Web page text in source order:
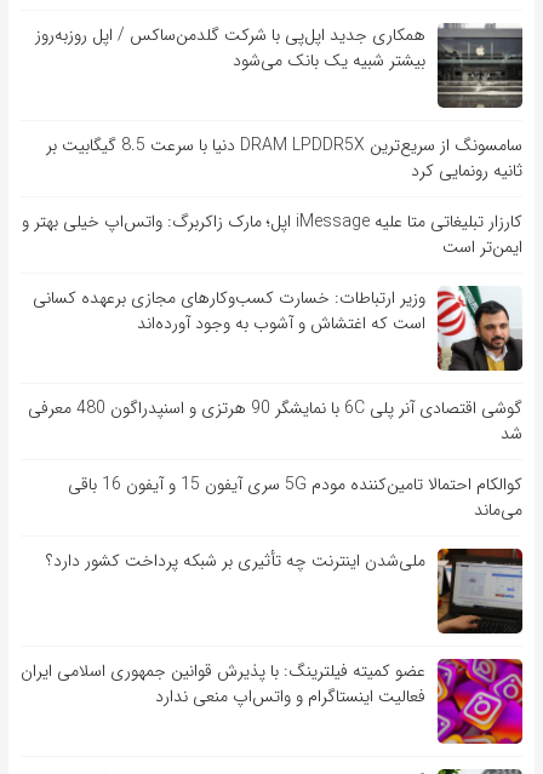
همکاری جدید اپل‌پی با شرکت گلدمن‌ساکس / اپل روزبه‌روز
بیشتر شبیه یک بانک می‌شود
سامسونگ از سریع‌ترین DRAM LPDDR5X دنیا با سرعت 8.5 گیگابیت بر
ثانیه رونمایی کرد
کارزار تبلیغاتی متا علیه iMessage اپل؛ مارک زاکربرگ: واتس‌اپ خیلی بهتر و
ایمن‌تر است
وزیر ارتباطات: خسارت کسب‌وکارهای مجازی برعهده کسانی
است که اغتشاش و آشوب به وجود آورده‌اند
گوشی اقتصادی آنر پلی 6C با نمایشگر 90 هرتزی و اسنپدراگون 480 معرفی
شد
کوالکام احتمالا تامین‌کننده مودم 5G سری آیفون 15 و آیفون 16 باقی
می‌ماند
ملی‌شدن اینترنت چه تأثیری بر شبکه پرداخت کشور دارد؟
عضو کمیته فیلترینگ: با پذیرش قوانین جمهوری اسلامی ایران
فعالیت اینستاگرام و واتس‌اپ منعی ندارد